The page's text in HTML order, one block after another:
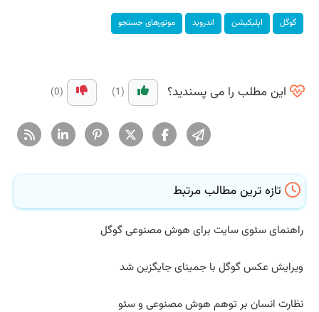
گوگل اپلیکیشن اندروید موتورهای جستجو
این مطلب را می پسندید؟ (1)
(0)
تازه ترین مطالب مرتبط
راهنمای سئوی سایت برای هوش مصنوعی گوگل
ویرایش عکس گوگل با جمینای جایگزین شد
نظارت انسان بر توهم هوش مصنوعی و سئو